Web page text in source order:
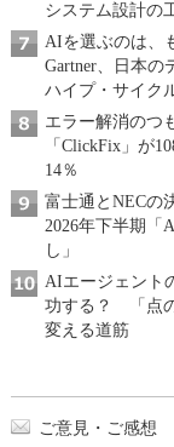
システム設計の
AIを選ぶのは、
Gartner、日本の
ハイプ・サイク
エラー解消のつ
「ClickFix」が
14％
富士通とNECの
2026年下半期「
し」
AIエージェント
功する？ 「点
変える道筋
ご意見・ご感想